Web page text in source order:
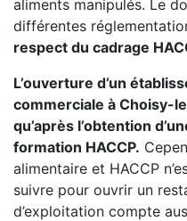
aliments manipulés. Le
différentes
respect du cadrage
L’ouverture d’un
commerciale à Choisy-
qu’après l’obtention
formation HACCP.
alimentaire et HACCP
suivre pour ouvrir un
d’exploitation compte